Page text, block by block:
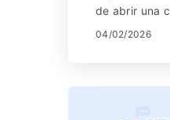
de abrir una
Visita el sitio
04/02/2026